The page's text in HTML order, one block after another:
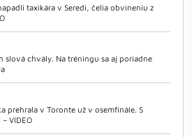
taxikára v Seredi, čelia obvineniu z
slová chvály. Na tréningu sa aj poriadne
prehrala v Toronte už v osemfinále. S
VIDEO